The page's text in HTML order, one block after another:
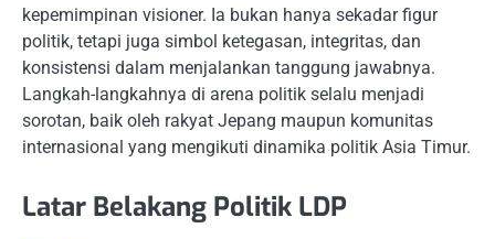
kepemimpinan visioner. Ia bukan hanya sekadar figur
politik, tetapi juga simbol ketegasan, integritas, dan
konsistensi dalam menjalankan tanggung jawabnya.
Langkah-langkahnya di arena politik selalu menjadi
sorotan, baik oleh rakyat Jepang maupun komunitas
internasional yang mengikuti dinamika politik Asia Timur.
Latar Belakang Politik LDP